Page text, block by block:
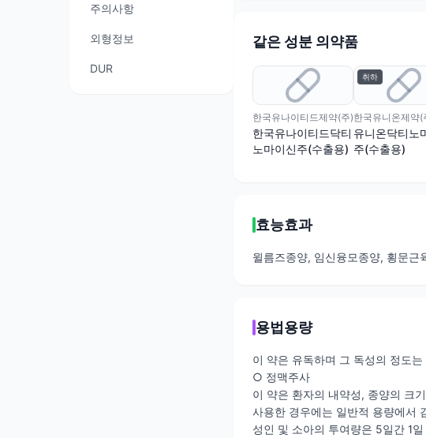
주의사항
외형정보
DUR
같은 성분 의약품
한국유나이티드제약(주)
한국유나이티드닥티
노마이신주(수출용)
취하
한국유니온제약(
유니온닥티노
주(수출용)
효능효과
윌름즈종양, 임신융모종양, 횡문근
용법용량
이 약은 유독하며 그 독성의 정도
○ 정맥주사
이 약은 환자의 내약성, 종양의 크
사용한 경우에는 일반적 용량에서
성인 및 소아의 투여량은 5일간 1